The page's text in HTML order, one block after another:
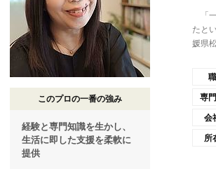
このプロの一番の強み
経験と専門知識を生かし、
生活に即した支援を柔軟に
提供
「一
たと
媛県
専
会
所